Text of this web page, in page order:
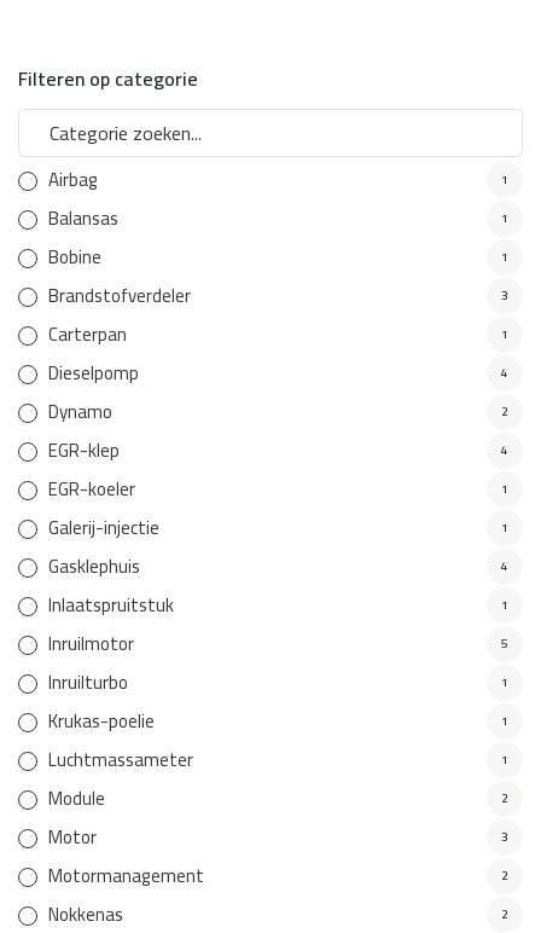
Filteren op categorie
Airbag 1
Balansas 1
Bobine 1
Brandstofverdeler 3
Carterpan 1
Dieselpomp 4
Dynamo 2
EGR-klep 4
EGR-koeler 1
Galerij-injectie 1
Gasklephuis 4
Inlaatspruitstuk 1
Inruilmotor 5
Inruilturbo 1
Krukas-poelie 1
Luchtmassameter 1
Module 2
Motor 3
Motormanagement 2
Nokkenas 2